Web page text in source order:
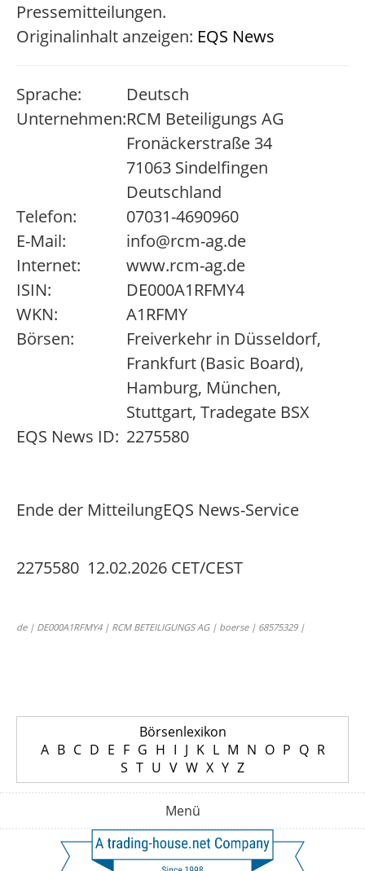
Pressemitteilungen.
Originalinhalt anzeigen: EQS News
Sprache:
Deutsch
Unternehmen:RCM Beteiligungs AG
Fronäckerstraße 34
71063 Sindelfingen
Deutschland
Telefon:
07031-4690960
E-Mail:
info@rcm-ag.de
Internet:
www.rcm-ag.de
ISIN:
DE000A1RFMY4
WKN:
A1RFMY
Börsen:
Freiverkehr in Düsseldorf,
Frankfurt (Basic Board),
Hamburg, München,
Stuttgart, Tradegate BSX
EQS News ID: 2275580
Ende der MitteilungEQS News-Service
2275580 12.02.2026 CET/CEST
de | DE000A1RFMY4 | RCM BETEILIGUNGS AG | boerse | 68575329 |
Börsenlexikon
A B C D E F G H I J K L M N O P Q R
S T U V W X Y Z
Menü